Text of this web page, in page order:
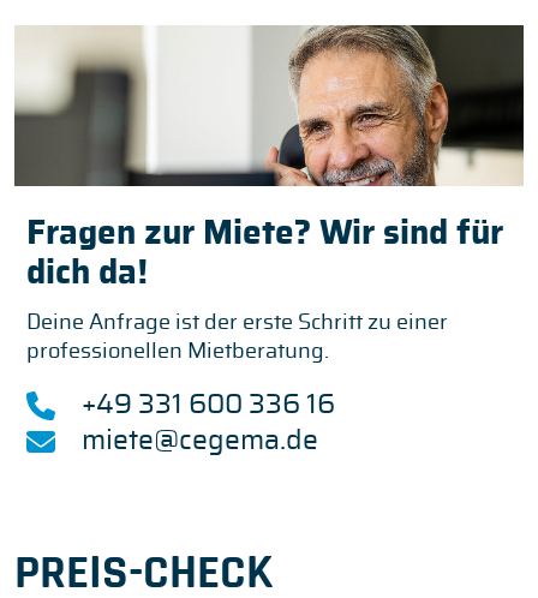
Fragen zur Miete? Wir sind für
dich da!
Deine Anfrage ist der erste Schritt zu einer
professionellen Mietberatung.
+49 331 600 336 16
miete@cegema.de
PREIS-CHECK